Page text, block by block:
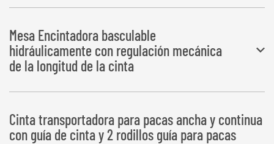
Mesa Encintadora basculable
hidráulicamente con regulación mecánica
de la longitud de la cinta
Depósito de pacas a la izquierda o derecha
Cinta transportadora para pacas ancha y continua
con guía de cinta y 2 rodillos guía para pacas